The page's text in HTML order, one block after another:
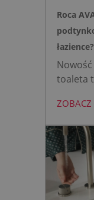
Roca
toaleta
opartej
Idealne
ZOBACZ